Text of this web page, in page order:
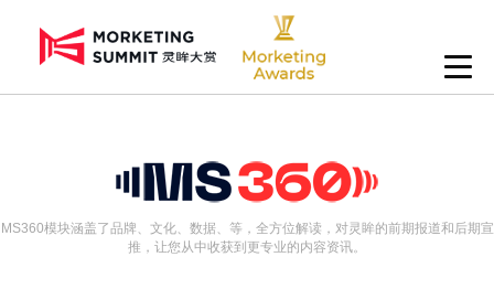
MS360模块涵盖了品牌、文化、数据、等，全方位解读，对灵眸的前期报道和后期宣
推，让您从中收获到更专业的内容资讯。